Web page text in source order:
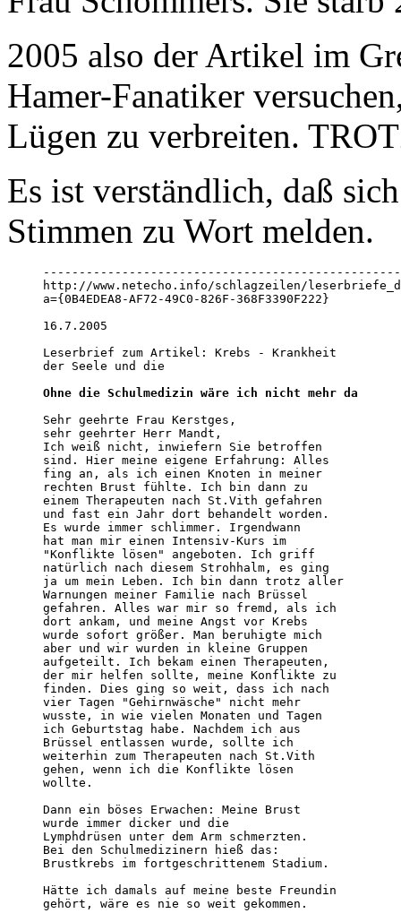
2005 also der Artikel im
Hamer-Fanatiker
Lügen zu verbreiten.
Es ist verständlich, daß
Stimmen zu Wort melden.
http://www.netecho.info/schlagzeilen/
a={0B4EDEA8-AF72-49C0-826F-368F3390F222}
16.7.2005
Leserbrief zum Artikel: Krebs - Krankheit
der Seele und die
Ohne die Schulmedizin wäre ich nicht mehr da
Sehr geehrte Frau Kerstges,
sehr geehrter Herr Mandt,
Ich weiß nicht, inwiefern Sie betroffen
sind. Hier meine eigene Erfahrung: Alles
fing an, als ich einen Knoten in meiner
rechten Brust fühlte. Ich bin dann zu
einem Therapeuten nach St.Vith gefahren
und fast ein Jahr dort behandelt worden.
Es wurde immer schlimmer. Irgendwann
hat man mir einen Intensiv-Kurs im
"Konflikte lösen" angeboten. Ich griff
natürlich nach diesem Strohhalm, es ging
ja um mein Leben. Ich bin dann trotz aller
Warnungen meiner Familie nach Brüssel
gefahren. Alles war mir so fremd, als ich
dort ankam, und meine Angst vor Krebs
wurde sofort größer. Man beruhigte mich
aber und wir wurden in kleine Gruppen
aufgeteilt. Ich bekam einen Therapeuten,
der mir helfen sollte, meine Konflikte zu
finden. Dies ging so weit, dass ich nach
vier Tagen "Gehirnwäsche" nicht mehr
wusste, in wie vielen Monaten und Tagen
ich Geburtstag habe. Nachdem ich aus
Brüssel entlassen wurde, sollte ich
weiterhin zum Therapeuten nach St.Vith
gehen, wenn ich die Konflikte lösen
wollte.
Dann ein böses Erwachen: Meine Brust
wurde immer dicker und die
Lymphdrüsen unter dem Arm schmerzten.
Bei den Schulmedizinern hieß das:
Brustkrebs im fortgeschrittenem Stadium.
Hätte ich damals auf meine beste Freundin
gehört, wäre es nie so weit gekommen.